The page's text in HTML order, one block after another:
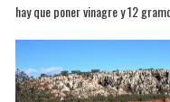
hay que poner vinagre y 12